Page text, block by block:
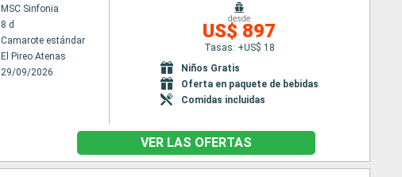
MSC Sinfonia
8 d
Camarote estándar
El Pireo Atenas
29/09/2026
desde
US$ 897
Tasas: +US$ 18
Niños Gratis
Oferta en paquete de bebidas
Comidas incluidas
VER LAS OFERTAS